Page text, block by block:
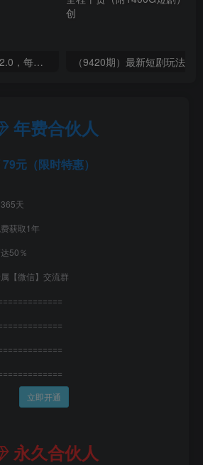
拼多多虚拟爆单打法2.0，每天10分钟，月产5000+，从0到1赚收益教程
年费合伙人
79元（限时特惠）
天
获取1年
50％
【微信】交流群
立即开通
永久合伙人